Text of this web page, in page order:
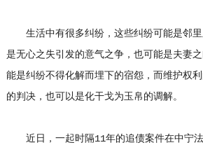
生活中有很多纠纷，这些纠纷可能是邻里
是无心之失引发的意气之争，也可能是夫妻
能是纠纷不得化解而埋下的宿怨，而维护权
的判决，也可以是化干戈为玉帛的调解。
近日，一起时隔11年的追债案件在中宁法